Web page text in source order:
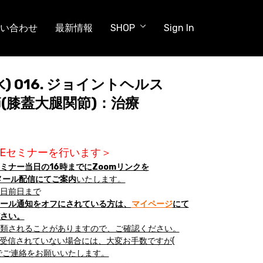
合わせ 最新情報 SHOP Sign In
016. ジョイントヘルス
膝蓋大腿関節)：治療
セミナーを行います＞
ナー当日の16時までにZoomリンクを
ル配信にてご案内いたします。
前日まで
ル通知をオフにされている方は、 マイページにて
い。
されることがありますので、ご確認ください。
信されていない場合には、大変お手数ですが(
連絡をお願いいたします。